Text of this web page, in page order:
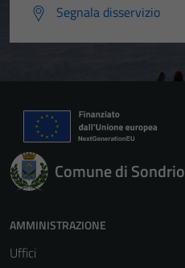
Segnala disservizio
Comune di Sondrio
AMMINISTRAZIONE
Uffici